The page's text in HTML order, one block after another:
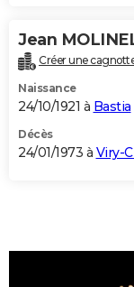
Jean
Créer une
Naissance
24/10/1921 à Bastia
Décès
24/01/1973 à Viry-